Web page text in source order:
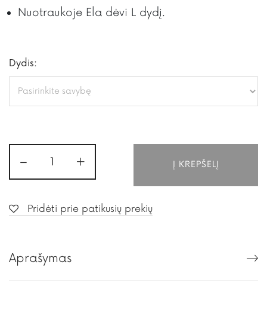
Nuotraukoje Ela dėvi L dydį.
Dydis:
- + Į KREPŠELĮ
Pridėti prie patikusių prekių
Aprašymas